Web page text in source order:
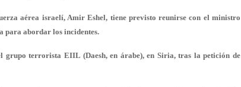
aérea israelí, Amir Eshel, tiene previsto reunirse con el ministro
para abordar los incidentes.
grupo terrorista EIIL (Daesh, en árabe), en Siria, tras la petición de